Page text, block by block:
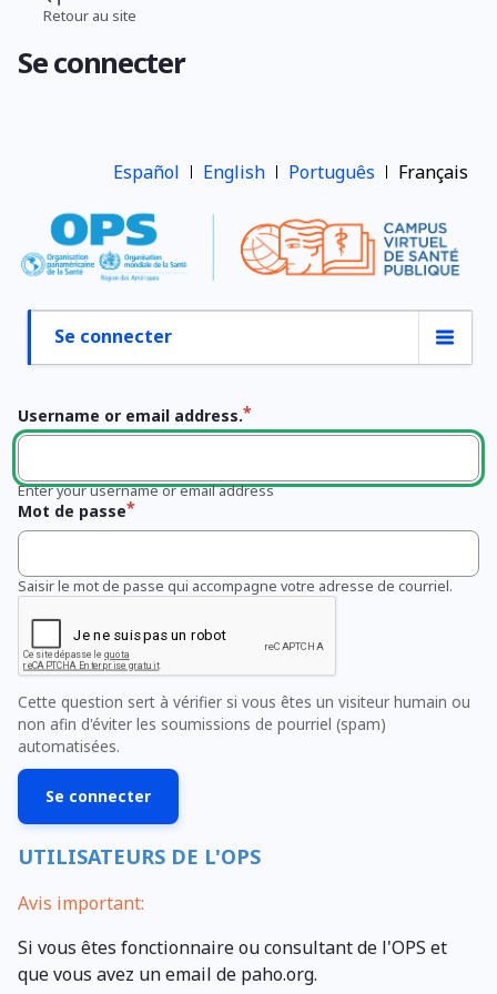
Aller
contenu
d'Ariane
Retour au site
Se connecter
Español English Português Français
Onglets
Se connecter
Username or email address.
Enter your username or email address
Mot de passe
Saisir le mot de passe qui accompagne votre adresse de courriel.
Cette question sert à vérifier si vous êtes un visiteur humain ou
non afin d'éviter les soumissions de pourriel (spam)
automatisées.
UTILISATEURS DE L'OPS
Avis important:
Si vous êtes fonctionnaire ou consultant de l'OPS et
que vous avez un email de paho.org.